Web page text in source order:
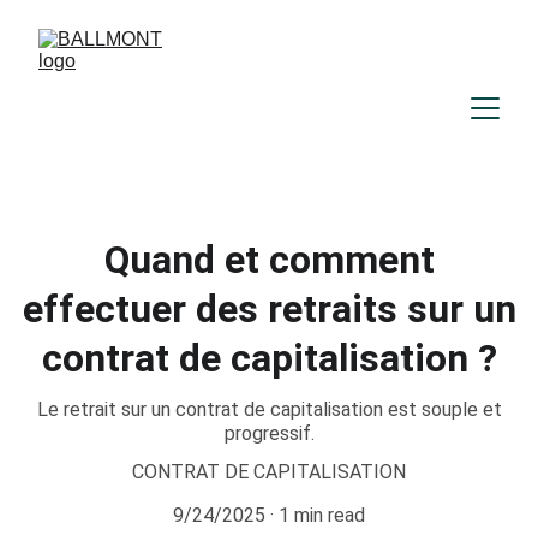
Quand et comment
effectuer des retraits sur un
contrat de capitalisation ?
Le retrait sur un contrat de capitalisation est souple et
progressif.
CONTRAT DE CAPITALISATION
9/24/2025
1 min read